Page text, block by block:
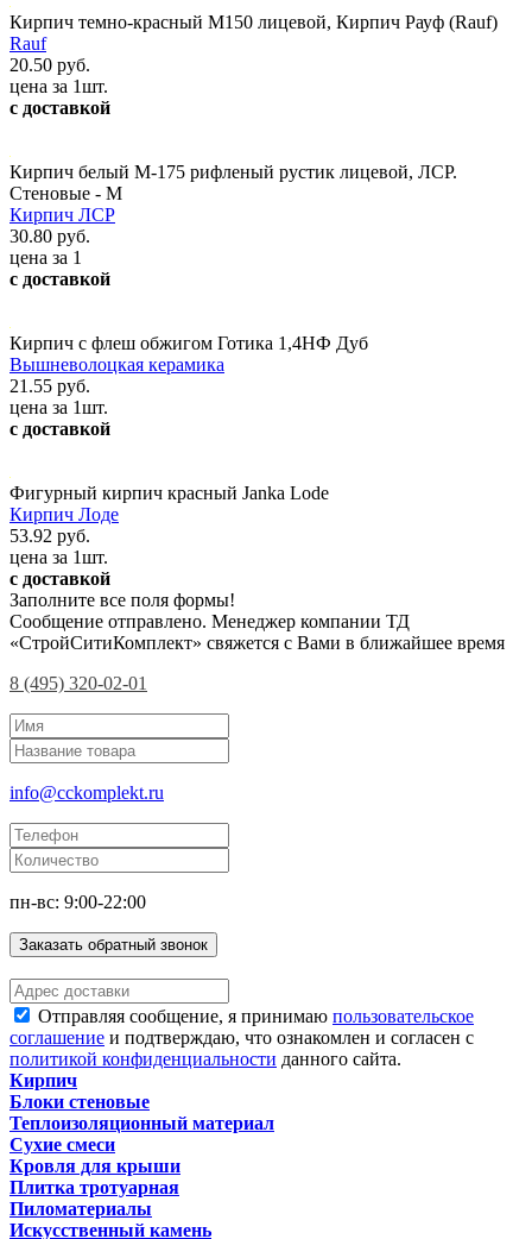
Кирпич темно-красный М150 лицевой, Кирпич Рауф (Rauf)
Rauf
20.50 руб.
цена за 1шт.
с доставкой
Кирпич белый М-175 рифленый рустик лицевой, ЛСР.
Стеновые - М
Кирпич ЛСР
30.80 руб.
цена за 1
с доставкой
Кирпич с флеш обжигом Готика 1,4НФ Дуб
Вышневолоцкая керамика
21.55 руб.
цена за 1шт.
с доставкой
Фигурный кирпич красный Janka Lode
Кирпич Лоде
53.92 руб.
цена за 1шт.
с доставкой
Заполните все поля формы!
Сообщение отправлено. Менеджер компании ТД
«СтройСитиКомплект» свяжется с Вами в ближайшее время
8 (495) 320-02-01
info@cckomplekt.ru
пн-вс: 9:00-22:00
Заказать обратный звонок
Отправляя сообщение, я принимаю пользовательское
соглашение и подтверждаю, что ознакомлен и согласен с
политикой конфиденциальности данного сайта.
Кирпич
Блоки стеновые
Теплоизоляционный материал
Сухие смеси
Кровля для крыши
Плитка тротуарная
Пиломатериалы
Искусственный камень